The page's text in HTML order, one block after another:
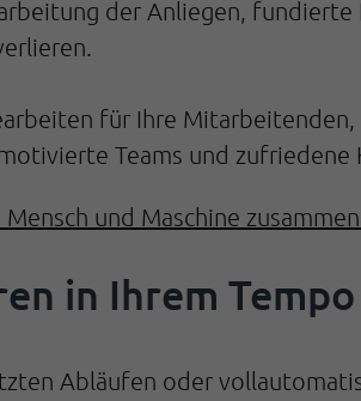
der Anliegen, fundierte
für Ihre Mitarbeitenden,
Teams und zufriedene
und Maschine
in Ihrem Tempo
Abläufen oder